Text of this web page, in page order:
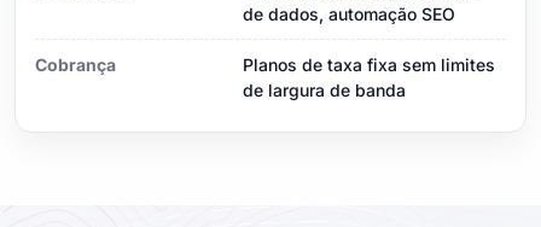
de dados, automação SEO
Cobrança
Planos de taxa fixa sem limites
de largura de banda